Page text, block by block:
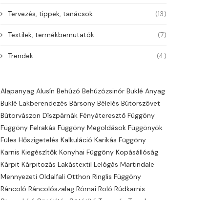
Tervezés, tippek, tanácsok (13)
Textilek, termékbemutatók (7)
Trendek (4)
Alapanyag Alusín Behúzó Behúzózsinór Buklé Anyag
Buklé Lakberendezés Bársony Bélelés Bútorszövet
Bútorvászon Díszpárnák Fényáteresztő Függöny
Függöny Felrakás Függöny Megoldások Függönyök
Füles Hőszigetelés Kalkuláció Karikás Függöny
Karnis Kiegészítők Konyhai Függöny Kopásállóság
Kárpit Kárpitozás Lakástextil Lelógás Martindale
Mennyezeti Oldalfali Otthon Ringlis Függöny
Ráncoló Ráncolószalag Római Roló Rúdkarnis